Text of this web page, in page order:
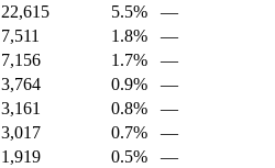
22,615 5.5%
—
7,511 1.8%
—
7,156 1.7%
—
3,764 0.9%
—
3,161 0.8%
—
3,017 0.7%
—
1,919 0.5%
—